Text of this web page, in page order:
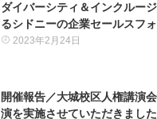
ダイバーシティ＆インクルー
るシドニーの企業セールスフ
2023年2月24日
開催報告／大城校区人権講演
演を実施させていただきまし